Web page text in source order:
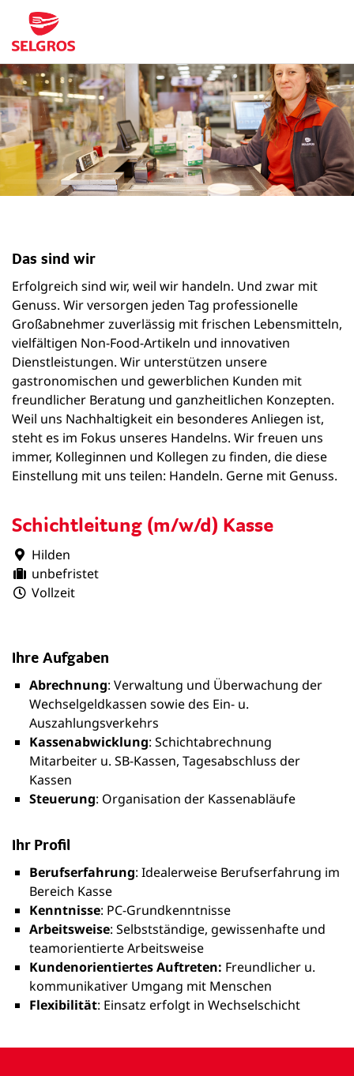
Schichtleitung (m/w/d) Kasse
Hilden
unbefristet
Vollzeit
Das sind wir
Erfolgreich sind wir, weil wir handeln. Und zwar mit
Genuss. Wir versorgen jeden Tag professionelle
Großabnehmer zuverlässig mit frischen Lebensmitteln,
vielfältigen Non-Food-Artikeln und innovativen
Dienstleistungen. Wir unterstützen unsere
gastronomischen und gewerblichen Kunden mit
freundlicher Beratung und ganzheitlichen Konzepten.
Weil uns Nachhaltigkeit ein besonderes Anliegen ist,
steht es im Fokus unseres Handelns. Wir freuen uns
immer, Kolleginnen und Kollegen zu finden, die diese
Einstellung mit uns teilen: Handeln. Gerne mit Genuss.
Ihre Aufgaben
Abrechnung: Verwaltung und Überwachung der
Wechselgeldkassen sowie des Ein- u.
Auszahlungsverkehrs
Kassenabwicklung: Schichtabrechnung
Mitarbeiter u. SB-Kassen, Tagesabschluss der
Kassen
Steuerung: Organisation der Kassenabläufe
Ihr Profil
Berufserfahrung: Idealerweise Berufserfahrung im
Bereich Kasse
Kenntnisse: PC-Grundkenntnisse
Arbeitsweise: Selbstständige, gewissenhafte und
teamorientierte Arbeitsweise
Kundenorientiertes Auftreten: Freundlicher u.
kommunikativer Umgang mit Menschen
Flexibilität: Einsatz erfolgt in Wechselschicht